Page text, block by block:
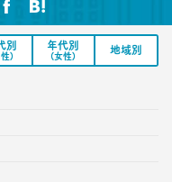
が変わる
別
)
年代別
(女性)
地域別